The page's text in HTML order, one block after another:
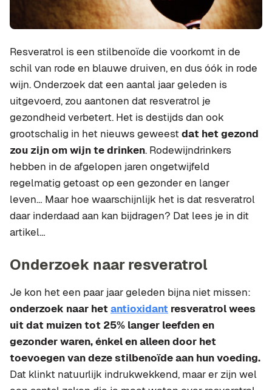
Resveratrol is een stilbenoïde die voorkomt in de
schil van rode en blauwe druiven, en dus óók in rode
wijn. Onderzoek dat een aantal jaar geleden is
uitgevoerd, zou aantonen dat resveratrol je
gezondheid verbetert. Het is destijds dan ook
grootschalig in het nieuws geweest dat het gezond
zou zijn om wijn te drinken. Rodewijndrinkers
hebben in de afgelopen jaren ongetwijfeld
regelmatig getoast op een gezonder en langer
leven… Maar hoe waarschijnlijk het is dat resveratrol
daar inderdaad aan kan bijdragen? Dat lees je in dit
artikel…
Onderzoek naar resveratrol
Je kon het een paar jaar geleden bijna niet missen:
onderzoek naar hetantioxidant resveratrol wees
uit dat muizen tot 25% langer leefden en
gezonder waren, énkel en alleen door het
toevoegen van deze stilbenoïde aan hun voeding.
Dat klinkt natuurlijk indrukwekkend, maar er zijn wel